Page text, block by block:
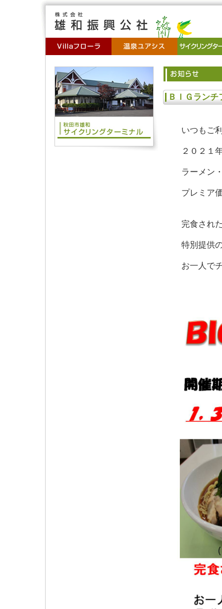
ＢＩＧラン
いつもご
２０２１
ラーメン
プレミア
完食され
特別提供
お一人で